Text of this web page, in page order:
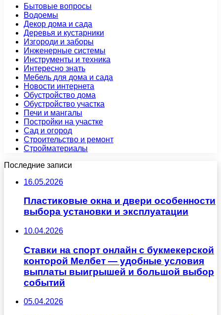
Бытовые вопросы
Водоемы
Декор дома и сада
Деревья и кустарники
Изгороди и заборы
Инженерные системы
Инструменты и техника
Интересно знать
Мебель для дома и сада
Новости интернета
Обустройство дома
Обустройство участка
Печи и мангалы
Постройки на участке
Сад и огород
Строительство и ремонт
Стройматериалы
Последние записи
16.05.2026
Пластиковые окна и двери особенности
выбора установки и эксплуатации
10.04.2026
Ставки на спорт онлайн с букмекерской
конторой Мелбет — удобные условия
выплаты выигрышей и большой выбор
событий
05.04.2026